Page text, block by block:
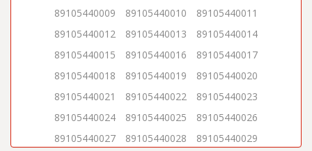
89105440009
89105440010
89105440011
89105440012
89105440013
89105440014
89105440015
89105440016
89105440017
89105440018
89105440019
89105440020
89105440021
89105440022
89105440023
89105440024
89105440025
89105440026
89105440027
89105440028 89105440029